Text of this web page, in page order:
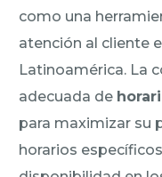
como una
atención al cliente
Latinoamérica. La
adecuada de
para maximizar su
horarios